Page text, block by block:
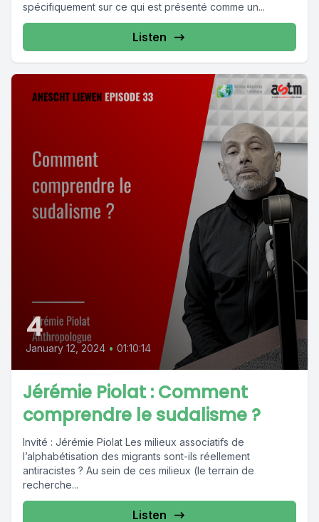
spécifiquement sur ce qui est présenté comme un...
Listen
4
January 12, 2024 • 01:10:14
Jérémie Piolat : Comment
comprendre le sudalisme ?
Invité : Jérémie Piolat Les milieux associatifs de
l’alphabétisation des migrants sont-ils réellement
antiracistes ? Au sein de ces milieux (le terrain de
recherche...
Listen